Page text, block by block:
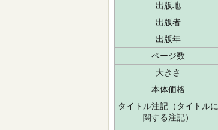
出版地
出版者
出版年
ページ数
大きさ
本体価格
タイトル注記（タイトルに
関する注記）